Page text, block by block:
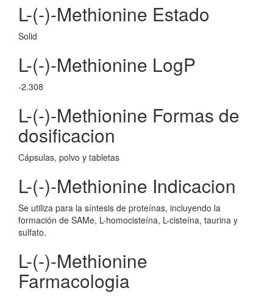
L-(-)-Methionine Estado
Solid
L-(-)-Methionine LogP
-2.308
L-(-)-Methionine Formas de
dosificacion
Cápsulas, polvo y tabletas
L-(-)-Methionine Indicacion
Se utiliza para la síntesis de proteínas, incluyendo la
formación de SAMe, L-homocisteína, L-cisteína, taurina y
sulfato.
L-(-)-Methionine
Farmacologia